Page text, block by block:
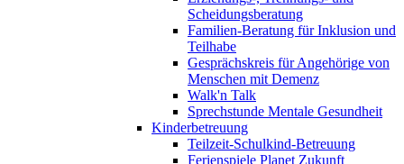
Scheidungsberatung
Familien-Beratung für Inklusion und
Teilhabe
Gesprächskreis für Angehörige von
Menschen mit Demenz
Walk'n Talk
Sprechstunde Mentale Gesundheit
Kinderbetreuung
Teilzeit-Schulkind-Betreuung
Ferienspiele Planet Zukunft